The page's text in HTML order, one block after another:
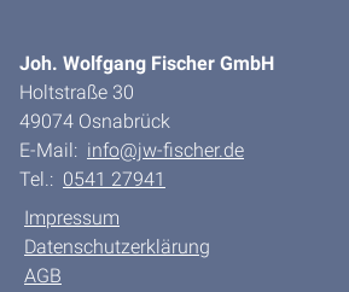
Joh. Wolfgang Fischer GmbH
Holtstraße 30
49074 Osnabrück
E-Mail: info@jw-fischer.de
Tel.: 0541 27941
Impressum
Datenschutzerklärung
AGB